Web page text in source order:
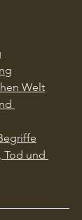
Welt
Tod und